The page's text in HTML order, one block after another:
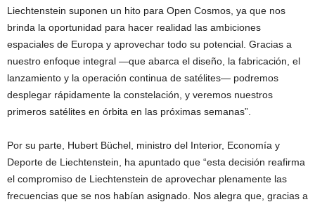
Liechtenstein suponen un hito para Open Cosmos, ya que nos
brinda la oportunidad para hacer realidad las ambiciones
espaciales de Europa y aprovechar todo su potencial. Gracias a
nuestro enfoque integral —que abarca el diseño, la fabricación, el
lanzamiento y la operación continua de satélites— podremos
desplegar rápidamente la constelación, y veremos nuestros
primeros satélites en órbita en las próximas semanas”.
Por su parte, Hubert Büchel, ministro del Interior, Economía y
Deporte de Liechtenstein, ha apuntado que “esta decisión reafirma
el compromiso de Liechtenstein de aprovechar plenamente las
frecuencias que se nos habían asignado. Nos alegra que, gracias a